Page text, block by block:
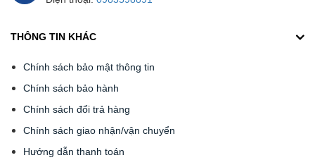
THÔNG TIN KHÁC
Chính sách bảo mật thông tin
Chính sách bảo hành
Chính sách đổi trả hàng
Chính sách giao nhận/vận chuyển
Hướng dẫn thanh toán